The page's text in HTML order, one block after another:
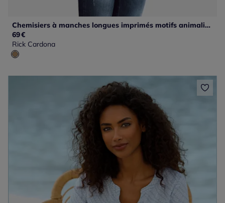
Chemisiers à manches longues imprimés motifs animaliers et coupe flatteuse
69€
Rick Cardona